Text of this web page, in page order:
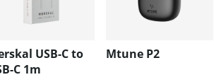
USB-C to
C 1m
Mtune P2